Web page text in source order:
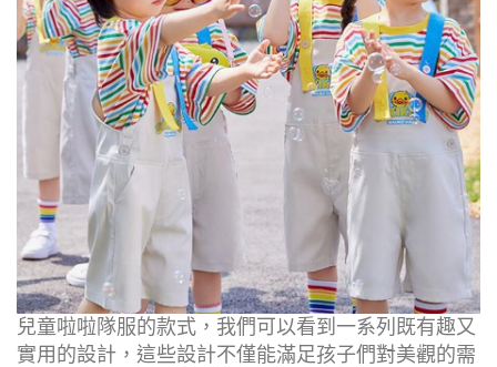
兒童啦啦隊服的款式，我們可以看到一系列既有趣又
實用的設計，這些設計不僅能滿足孩子們對美觀的需